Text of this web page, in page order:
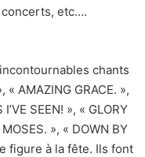
etc….
chants
AMAZING GRACE. »,
SEEN! », « GLORY
», « DOWN BY
figure à la fête. Ils font